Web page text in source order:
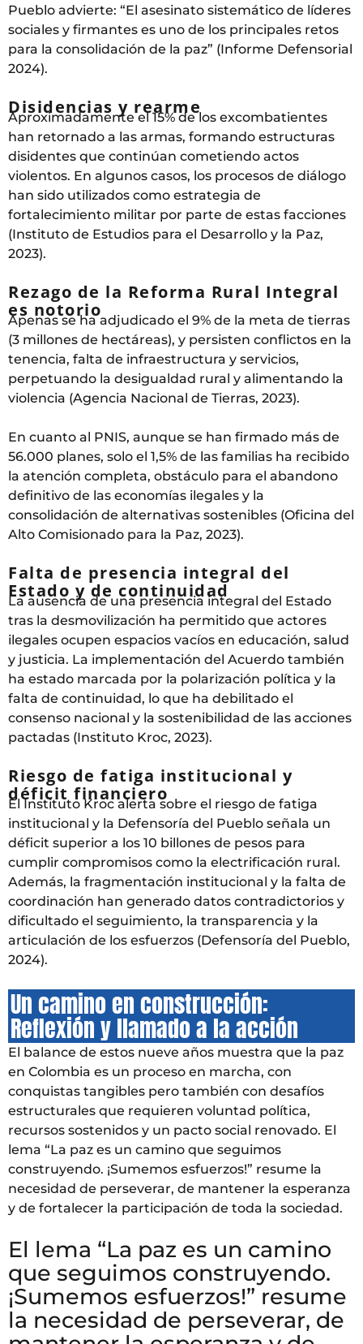
Pueblo advierte: “El asesinato sistemático de líderes
sociales y firmantes es uno de los principales retos
para la consolidación de la paz” (Informe Defensorial
2024).
Disidencias y rearme
Aproximadamente el 15% de los excombatientes
han retornado a las armas, formando estructuras
disidentes que continúan cometiendo actos
violentos. En algunos casos, los procesos de diálogo
han sido utilizados como estrategia de
fortalecimiento militar por parte de estas facciones
(Instituto de Estudios para el Desarrollo y la Paz,
2023).
Rezago de la Reforma Rural Integral
es notorio
Apenas se ha adjudicado el 9% de la meta de tierras
(3 millones de hectáreas), y persisten conflictos en la
tenencia, falta de infraestructura y servicios,
perpetuando la desigualdad rural y alimentando la
violencia (Agencia Nacional de Tierras, 2023).
En cuanto al PNIS, aunque se han firmado más de
56.000 planes, solo el 1,5% de las familias ha recibido
la atención completa, obstáculo para el abandono
definitivo de las economías ilegales y la
consolidación de alternativas sostenibles (Oficina del
Alto Comisionado para la Paz, 2023).
Falta de presencia integral del
Estado y de continuidad
La ausencia de una presencia integral del Estado
tras la desmovilización ha permitido que actores
ilegales ocupen espacios vacíos en educación, salud
y justicia. La implementación del Acuerdo también
ha estado marcada por la polarización política y la
falta de continuidad, lo que ha debilitado el
consenso nacional y la sostenibilidad de las acciones
pactadas (Instituto Kroc, 2023).
Riesgo de fatiga institucional y
déficit financiero
El Instituto Kroc alerta sobre el riesgo de fatiga
institucional y la Defensoría del Pueblo señala un
déficit superior a los 10 billones de pesos para
cumplir compromisos como la electrificación rural.
Además, la fragmentación institucional y la falta de
coordinación han generado datos contradictorios y
dificultado el seguimiento, la transparencia y la
articulación de los esfuerzos (Defensoría del Pueblo,
2024).
Un camino en construcción:
Reflexión y llamado a la acción
El balance de estos nueve años muestra que la paz
en Colombia es un proceso en marcha, con
conquistas tangibles pero también con desafíos
estructurales que requieren voluntad política,
recursos sostenidos y un pacto social renovado. El
lema “La paz es un camino que seguimos
construyendo. ¡Sumemos esfuerzos!” resume la
necesidad de perseverar, de mantener la esperanza
y de fortalecer la participación de toda la sociedad.
El lema “La paz es un camino
que seguimos construyendo.
¡Sumemos esfuerzos!” resume
la necesidad de perseverar, de